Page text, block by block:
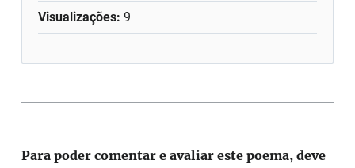
Visualizações: 9
Para poder comentar e avaliar este poema, deve